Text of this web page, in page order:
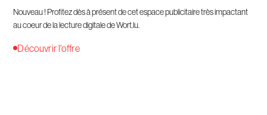
Nouveau ! Profitez dès à présent de cet espace publicitaire très impactant
au coeur de la lecture digitale de Wort.lu.
Découvrir l'offre